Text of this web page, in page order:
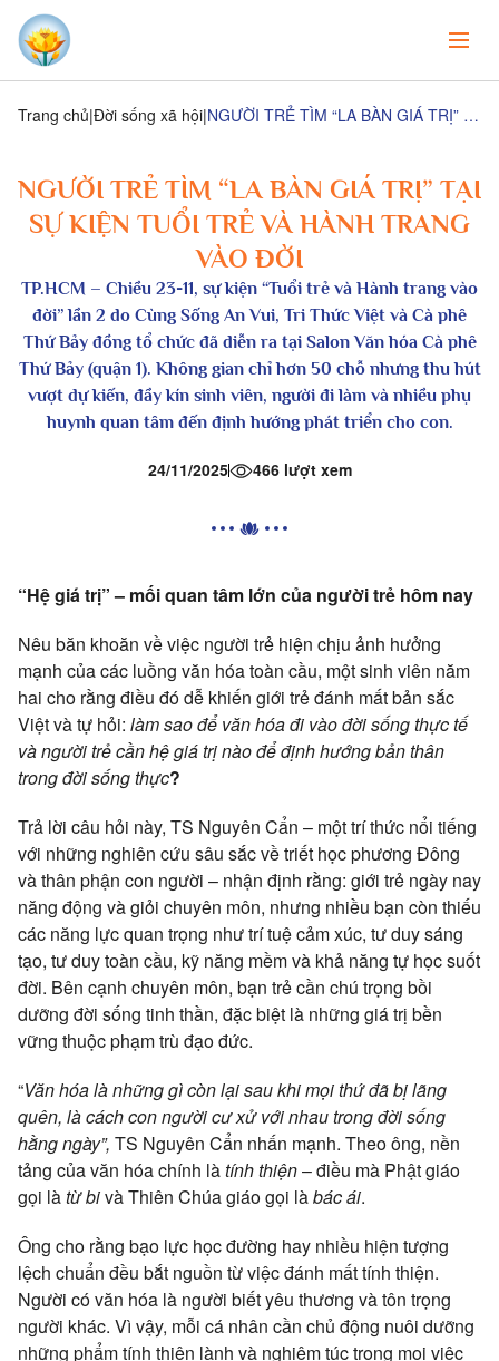
Trang chủ Đời sống xã hội NGƯỜI TRẺ TÌM “LA BÀN GIÁ TRỊ” TẠI SỰ KIỆN TUỔI TRẺ VÀ HÀNH TRANG VÀO ĐỜI
NGƯỜI TRẺ TÌM “LA BÀN GIÁ TRỊ” TẠI
SỰ KIỆN TUỔI TRẺ VÀ HÀNH TRANG
VÀO ĐỜI
TP.HCM – Chiều 23-11, sự kiện “Tuổi trẻ và Hành trang vào
đời” lần 2 do Cùng Sống An Vui, Tri Thức Việt và Cà phê
Thứ Bảy đồng tổ chức đã diễn ra tại Salon Văn hóa Cà phê
Thứ Bảy (quận 1). Không gian chỉ hơn 50 chỗ nhưng thu hút
vượt dự kiến, đầy kín sinh viên, người đi làm và nhiều phụ
huynh quan tâm đến định hướng phát triển cho con.
24/11/2025 466 lượt xem
“Hệ giá trị” – mối quan tâm lớn của người trẻ hôm nay
Nêu băn khoăn về việc người trẻ hiện chịu ảnh hưởng
mạnh của các luồng văn hóa toàn cầu, một sinh viên năm
hai cho rằng điều đó dễ khiến giới trẻ đánh mất bản sắc
Việt và tự hỏi: làm sao để văn hóa đi vào đời sống thực tế
và người trẻ cần hệ giá trị nào để định hướng bản thân
trong đời sống thực?
Trả lời câu hỏi này, TS Nguyên Cẩn – một trí thức nổi tiếng
với những nghiên cứu sâu sắc về triết học phương Đông
và thân phận con người – nhận định rằng: giới trẻ ngày nay
năng động và giỏi chuyên môn, nhưng nhiều bạn còn thiếu
các năng lực quan trọng như trí tuệ cảm xúc, tư duy sáng
tạo, tư duy toàn cầu, kỹ năng mềm và khả năng tự học suốt
đời. Bên cạnh chuyên môn, bạn trẻ cần chú trọng bồi
dưỡng đời sống tinh thần, đặc biệt là những giá trị bền
vững thuộc phạm trù đạo đức.
“Văn hóa là những gì còn lại sau khi mọi thứ đã bị lãng
quên, là cách con người cư xử với nhau trong đời sống
hằng ngày”, TS Nguyên Cẩn nhấn mạnh. Theo ông, nền
tảng của văn hóa chính làtính thiện– điều mà Phật giáo
gọi làtừ bivà Thiên Chúa giáo gọi làbác ái.
Ông cho rằng bạo lực học đường hay nhiều hiện tượng
lệch chuẩn đều bắt nguồn từ việc đánh mất tính thiện.
Người có văn hóa là người biết yêu thương và tôn trọng
người khác. Vì vậy, mỗi cá nhân cần chủ động nuôi dưỡng
những phẩm tính thiện lành và nghiêm túc trong mọi việc